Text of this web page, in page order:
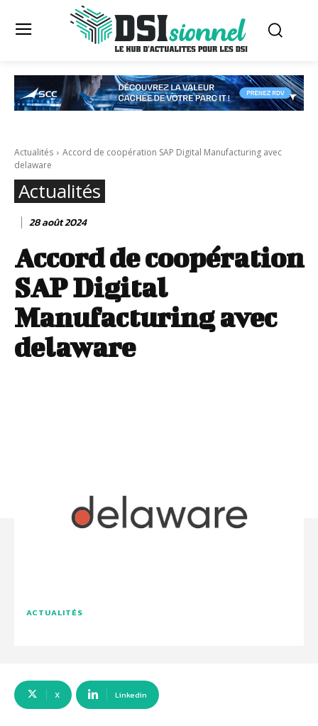
Actualités
Accord de coopération SAP Digital Manufacturing avec
delaware
Actualités
28 août 2024
Accord de coopération
SAP Digital
Manufacturing avec
delaware
ACTUALITÉS
X Linkedin